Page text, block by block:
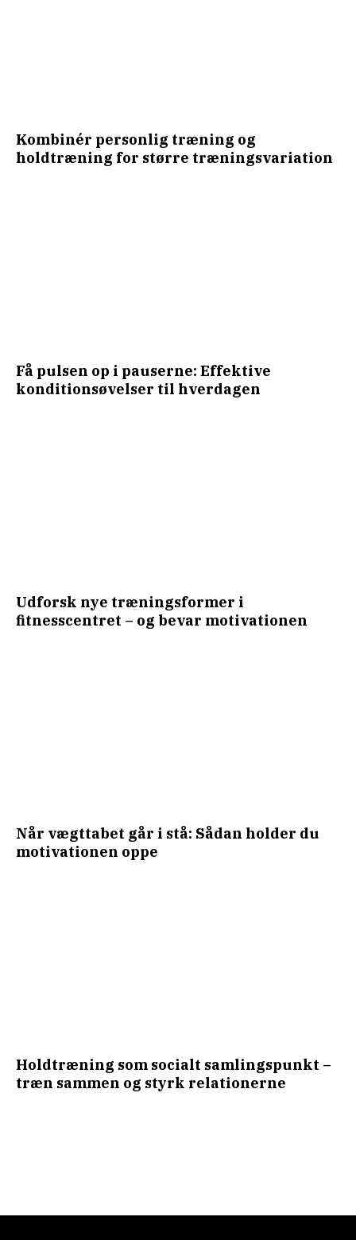
Kombinér personlig træning og
holdtræning for større træningsvariation
Få pulsen op i pauserne: Effektive
konditionsøvelser til hverdagen
Udforsk nye træningsformer i
fitnesscentret – og bevar motivationen
Når vægttabet går i stå: Sådan holder du
motivationen oppe
Holdtræning som socialt samlingspunkt –
træn sammen og styrk relationerne